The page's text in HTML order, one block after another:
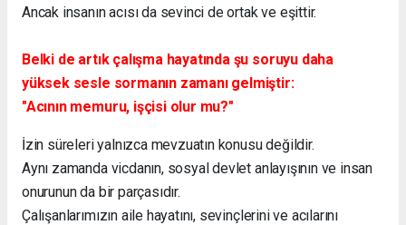
Ancak insanın acısı da sevinci de ortak ve eşittir.
Belki de artık çalışma hayatında şu soruyu daha
yüksek sesle sormanın zamanı gelmiştir:
"Acının memuru, işçisi olur mu?"
İzin süreleri yalnızca mevzuatın konusu değildir.
Aynı zamanda vicdanın, sosyal devlet anlayışının ve insan
onurunun da bir parçasıdır.
Çalışanlarımızın aile hayatını, sevinçlerini ve acılarını